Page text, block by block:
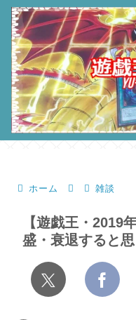
ホーム 雑談
【遊戯王・2019
盛・衰退すると